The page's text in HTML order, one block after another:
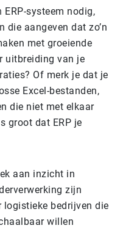
systeem nodig,
aangeven dat zo’n
met groeiende
uitbreiding van je
Of merk je dat je
Excel-bestanden,
die niet met elkaar
groot dat ERP je
aan inzicht in
zijn
bedrijven die
willen